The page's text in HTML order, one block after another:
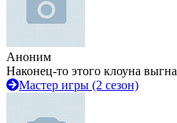
Аноним
Наконец-то этого клоуна
Мастер игры (2 сезон)